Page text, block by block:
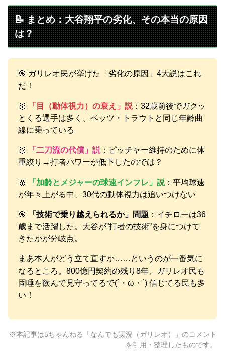
📝 まとめ：大谷翔平の劣化、その本当の原因
は？
🎯 ガリレオ民が挙げた「劣化の原因」4大説はこれ
だ！
🥇 「目（動体視力）の衰え」説：32歳前後でガクッ
とくる選手は多く、ベッツ・トラウトと同じ年齢曲
線に乗っている
🥈 「二刀流の代償」説：ピッチャー維持のために体
重絞り→打者パワーが低下したのでは？
🥉 「加齢とメジャーの球速インフレ」説：平均球速
が年々上がる中、30代の動体視力は追いつけない
🎯 「技術で乗り越えられるか」問題 ：イチローは36
歳まで活躍した。大谷が”打者の技術”を身につけて
きたかが分岐点。
まあ本人がどう立て直すか……というのが一番気に
なるところ。800億円契約の残り8年、ガリレオ民も
固唾を飲んで見守ってるで(´・ω・`) 信じてる民も多
い！
※本記事は5ちゃんねる「なんでも実況（ガリレオ）」のコメント
を引用・整理したものです。